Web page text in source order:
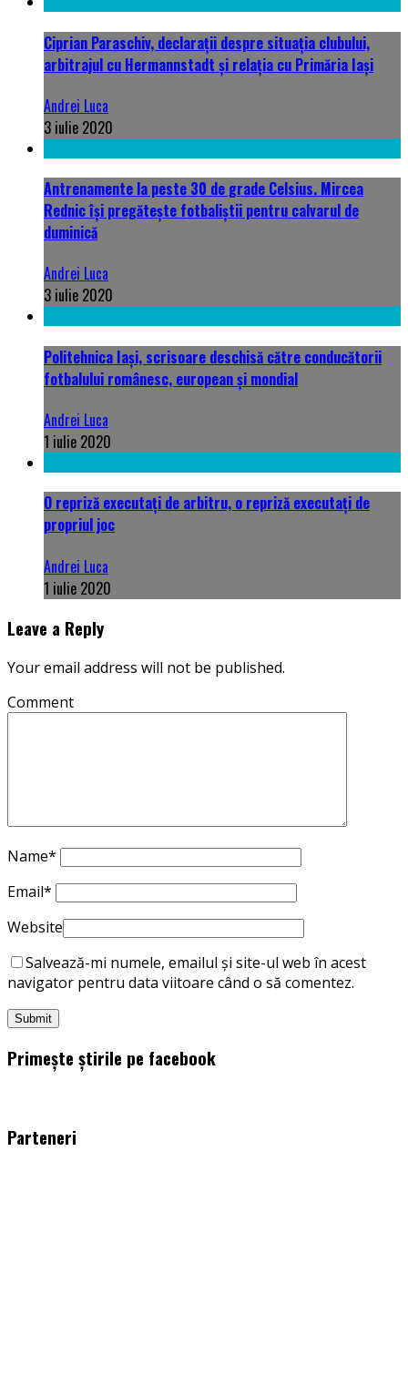
Ciprian Paraschiv, declarații despre situația clubului,
arbitrajul cu Hermannstadt și relația cu Primăria Iași
Andrei Luca
3 iulie 2020
Antrenamente la peste 30 de grade Celsius. Mircea
Rednic își pregătește fotbaliștii pentru calvarul de
duminică
Andrei Luca
3 iulie 2020
Politehnica Iași, scrisoare deschisă către conducătorii
fotbalului românesc, european și mondial
Andrei Luca
1 iulie 2020
O repriză executați de arbitru, o repriză executați de
propriul joc
Andrei Luca
1 iulie 2020
Leave a Reply
Your email address will not be published.
Comment
Name*
Email*
Website
Salvează-mi numele, emailul și site-ul web în acest
navigator pentru data viitoare când o să comentez.
Primește știrile pe facebook
Parteneri